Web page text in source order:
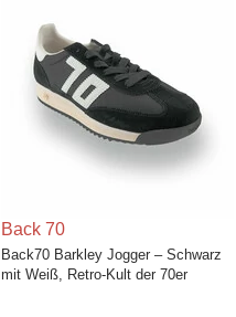
Back 70
Back70 Barkley Jogger – Schwarz
mit Weiß, Retro-Kult der 70er